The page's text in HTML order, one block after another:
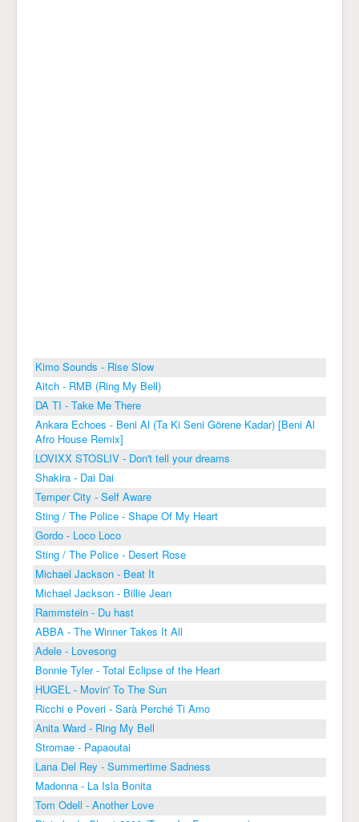
Kimo Sounds - Rise Slow
Aitch - RMB (Ring My Bell)
DA TI - Take Me There
Ankara Echoes - Beni Al (Ta Ki Seni Görene Kadar) [Beni Al
Afro House Remix]
LOVIXX STOSLIV - Don't tell your dreams
Shakira - Dai Dai
Temper City - Self Aware
Sting / The Police - Shape Of My Heart
Gordo - Loco Loco
Sting / The Police - Desert Rose
Michael Jackson - Beat It
Michael Jackson - Billie Jean
Rammstein - Du hast
ABBA - The Winner Takes It All
Adele - Lovesong
Bonnie Tyler - Total Eclipse of the Heart
HUGEL - Movin' To The Sun
Ricchi e Poveri - Sarà Perché Ti Amo
Anita Ward - Ring My Bell
Stromae - Papaoutai
Lana Del Rey - Summertime Sadness
Madonna - La Isla Bonita
Tom Odell - Another Love